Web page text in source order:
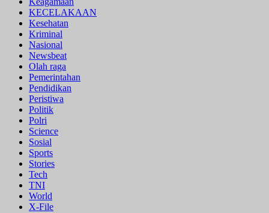
KECELAKAAN
Kesehatan
Kriminal
Nasional
Newsbeat
Olah raga
Pemerintahan
Pendidikan
Peristiwa
Politik
Polri
Science
Sosial
Sports
Stories
Tech
TNI
World
X-File